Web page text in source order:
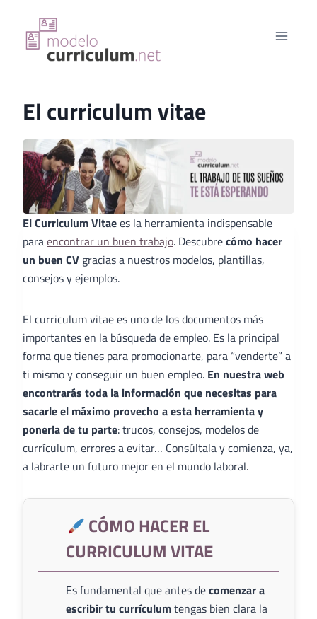
contenido
El curriculum vitae
El Curriculum Vitaees la herramienta indispensable
paraencontrar un buen trabajo. Descubrecómo hacer
un buen CV gracias a nuestros modelos, plantillas,
consejos y ejemplos.
El curriculum vitae es uno de los documentos más
importantes en la búsqueda de empleo. Es la principal
forma que tienes para promocionarte, para “venderte” a
ti mismo y conseguir un buen empleo. En nuestra web
encontrarás toda la información que necesitas para
sacarle el máximo provecho a esta herramienta y
ponerla de tu parte: trucos, consejos, modelos de
currículum, errores a evitar… Consúltala y comienza, ya,
a labrarte un futuro mejor en el mundo laboral.
CÓMO HACER EL
CURRICULUM VITAE
Es fundamental que antes decomenzar a
escribir tu currículumtengas bien clara la